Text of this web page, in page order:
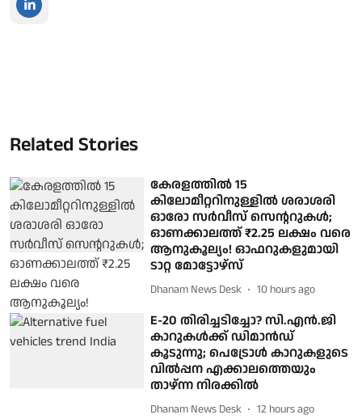
Related Stories
കേരളത്തില്‍ 15
കിലോമീറ്ററിനുള്ളില്‍ ശരാശരി
ഓരോ സര്‍വീസ് സെന്ററുകള്‍;
ഓണക്കാലത്ത് ₹2.25 ലക്ഷം വരെ
ആനുകൂല്യം! ഓഫറുകളുമായി
ടാറ്റ മോട്ടോഴ്‌സ്
Dhanam News Desk 10 hours ago
E-20 തിരിച്ചടിച്ചോ? സി.എൻ.ജി
കാറുകൾക്ക് ഡിമാൻഡ്
കൂടുന്നു; പെട്രോൾ കാറുകളുടെ
വിൽപ്പന എക്കാലത്തെയും
താഴ്ന്ന നിരക്കിൽ
Dhanam News Desk 12 hours ago